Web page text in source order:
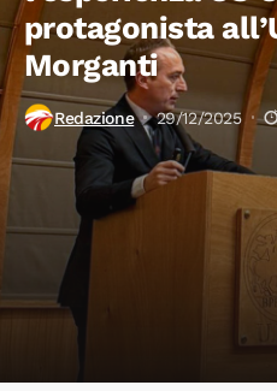
protagonista
Morganti
Redazione 29/12/2025